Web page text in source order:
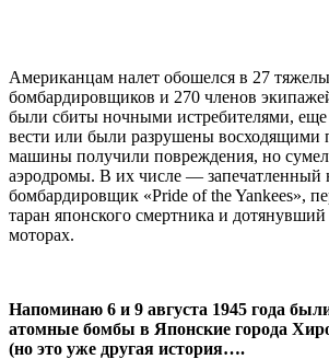
Aмериканцам налет обошелся в 27
бомбардировщиков и 270 членов
были сбиты ночными истребителями,
вести или были разрушены восходящими
машины получили повреждения, но
аэродромы. В их числе — запечатленный
бомбардировщик «Pride of the Yankees»,
таран японского смертника и
моторах.
Напоминаю 6 и 9 августа 1945 года
атомные бомбы в Японские города
(но это уже другая история….